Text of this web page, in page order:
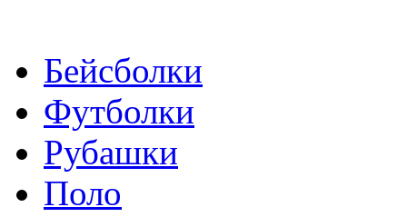
Бейсболки
Футболки
Рубашки
Поло